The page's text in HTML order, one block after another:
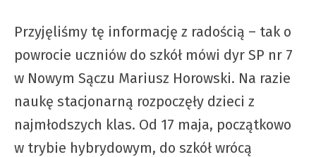
Przyjęliśmy tę informację z radością – tak o
powrocie uczniów do szkół mówi dyr SP nr 7
w Nowym Sączu Mariusz Horowski. Na razie
naukę stacjonarną rozpoczęły dzieci z
najmłodszych klas. Od 17 maja, początkowo
w trybie hybrydowym, do szkół wrócą